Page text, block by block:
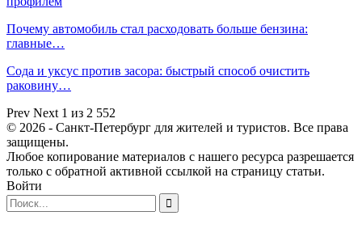
Почему автомобиль стал расходовать больше бензина:
главные…
Сода и уксус против засора: быстрый способ очистить
раковину…
Prev Next 1 из 2 552
© 2026 - Санкт-Петербург для жителей и туристов. Все права
защищены.
Любое копирование материалов с нашего ресурса разрешается
только с обратной активной ссылкой на страницу статьи.
Войти